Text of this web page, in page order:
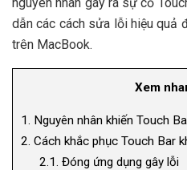
dẫn các cách sửa lỗi hiệu quả
trên MacBook.
Xem
1. Nguyên nhân khiến Touch
2. Cách khắc phục Touch Bar
2.1. Đóng ứng dụng gây lỗi